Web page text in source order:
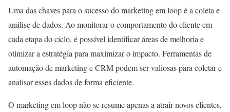
Uma das chaves para o sucesso do marketing em loop é a coleta e
análise de dados. Ao monitorar o comportamento do cliente em
cada etapa do ciclo, é possível identificar áreas de melhoria e
otimizar a estratégia para maximizar o impacto. Ferramentas de
automação de marketing e CRM podem ser valiosas para coletar e
analisar esses dados de forma eficiente.
O marketing em loop não se resume apenas a atrair novos clientes,